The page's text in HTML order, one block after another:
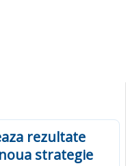
rezultate
strategie